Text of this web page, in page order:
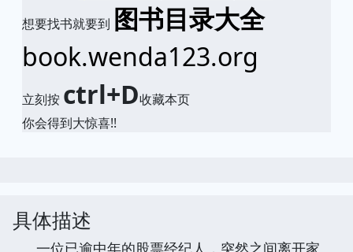
想要找书就要到 图书目录大全
book.wenda123.org
立刻按 ctrl+D收藏本页
你会得到大惊喜!!
具体描述
一位已逾中年的股票经纪人，突然之间离开家